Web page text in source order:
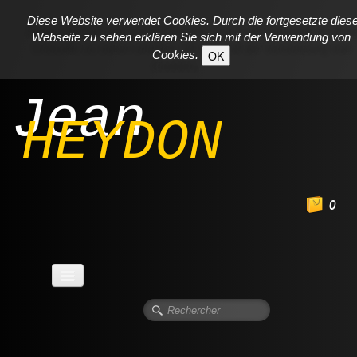
Diese Website verwendet Cookies. Durch die fortgesetzte
Webseite zu sehen erklären Sie sich mit der Verwendung von
Cookies.
OK
Jean
HEYDON
0